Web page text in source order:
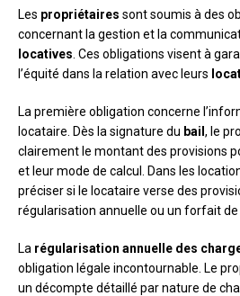
Les propriétaires sont soumis à des
concernant la gestion et la
locatives . Ces obligations visent à
l’équité dans la relation avec leurs
La première obligation concerne
locataire. Dès la signature du bail , le
clairement le montant des provisions
et leur mode de calcul. Dans les
préciser si le locataire verse des
régularisation annuelle ou un forfait de
La régularisation annuelle des
obligation légale incontournable. Le
un décompte détaillé par nature de